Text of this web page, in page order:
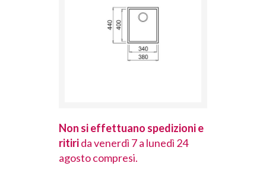
Non si effettuano spedizioni e
ritirida venerdì 7 a lunedì 24
agosto compresi.